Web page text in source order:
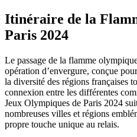
Itinéraire de la
Paris 2024
Le passage de la flamme
opération d’envergure, conçue
la diversité des régions françaises
connexion entre les différentes
Jeux Olympiques de Paris 2024
nombreuses villes et régions
propre touche unique au relais.